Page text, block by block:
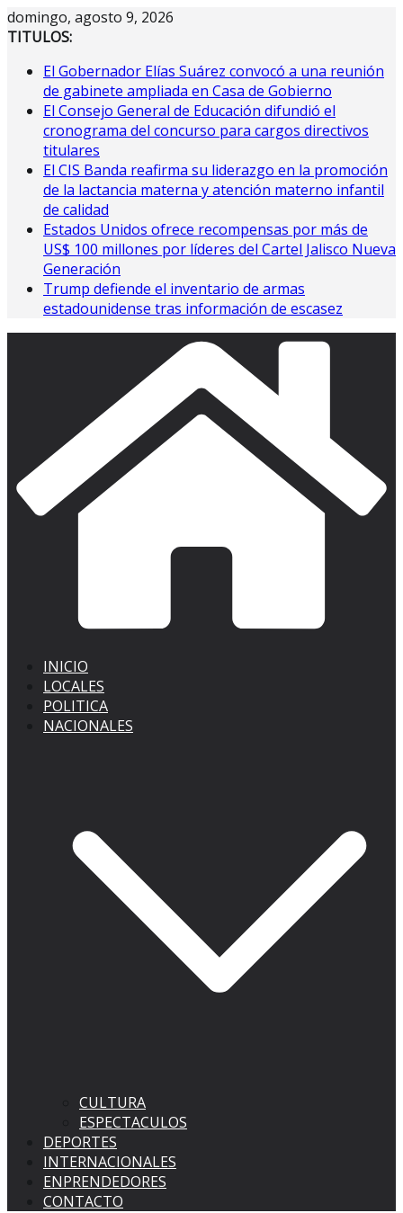
Saltar
al
domingo, agosto 9, 2026
TITULOS:
El Gobernador Elías Suárez convocó a una reunión
de gabinete ampliada en Casa de Gobierno
El Consejo General de Educación difundió el
cronograma del concurso para cargos directivos
titulares
El CIS Banda reafirma su liderazgo en la promoción
de la lactancia materna y atención materno infantil
de calidad
Estados Unidos ofrece recompensas por más de
US$ 100 millones por líderes del Cartel Jalisco Nueva
Generación
Trump defiende el inventario de armas
estadounidense tras información de escasez
INICIO
LOCALES
POLITICA
NACIONALES
CULTURA
ESPECTACULOS
DEPORTES
INTERNACIONALES
ENPRENDEDORES
CONTACTO